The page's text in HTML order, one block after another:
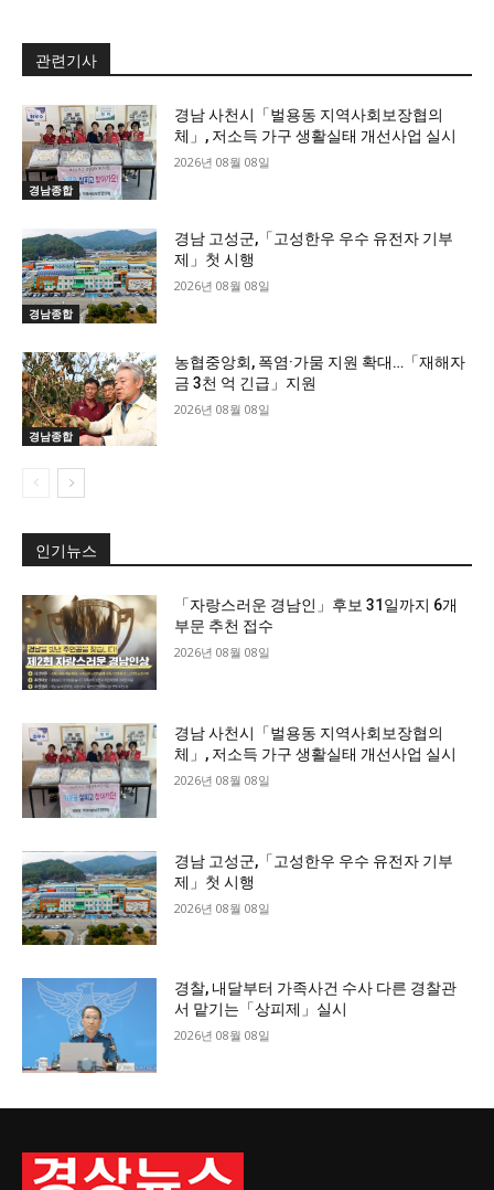
관련기사
경남종합
경남 사천시「벌용동 지역사회보장협의
체」, 저소득 가구 생활실태 개선사업 실시
2026년 08월 08일
경남종합
경남 고성군,「고성한우 우수 유전자 기부
제」첫 시행
2026년 08월 08일
경남종합
농협중앙회, 폭염·가뭄 지원 확대…「재해자
금 3천 억 긴급」지원
2026년 08월 08일
인기뉴스
「자랑스러운 경남인」후보 31일까지 6개
부문 추천 접수
2026년 08월 08일
경남 사천시「벌용동 지역사회보장협의
체」, 저소득 가구 생활실태 개선사업 실시
2026년 08월 08일
경남 고성군,「고성한우 우수 유전자 기부
제」첫 시행
2026년 08월 08일
경찰, 내달부터 가족사건 수사 다른 경찰관
서 맡기는「상피제」실시
2026년 08월 08일